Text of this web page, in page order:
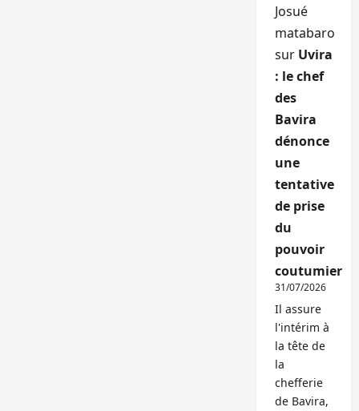
Josué
matabaro
sur Uvira
: le chef
des
Bavira
dénonce
une
tentative
de prise
du
pouvoir
coutumier
31/07/2026
Il assure
l'intérim à
la tête de
la
chefferie
de Bavira,